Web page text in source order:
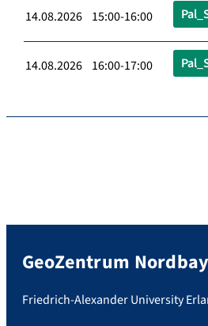
14.08.2026 15:00-16:00
14.08.2026 16:00-17:00
GeoZentrum
Friedrich-Alexander University